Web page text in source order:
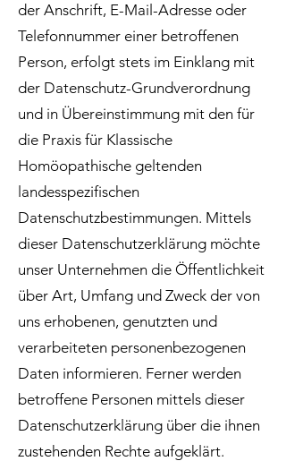
der Anschrift, E-Mail-Adresse oder
Telefonnummer einer betroffenen
Person, erfolgt stets im Einklang mit
der Datenschutz-Grundverordnung
und in Übereinstimmung mit den für
die Praxis für Klassische
Homöopathische geltenden
landesspezifischen
Datenschutzbestimmungen. Mittels
dieser Datenschutzerklärung möchte
unser Unternehmen die Öffentlichkeit
über Art, Umfang und Zweck der von
uns erhobenen, genutzten und
verarbeiteten personenbezogenen
Daten informieren. Ferner werden
betroffene Personen mittels dieser
Datenschutzerklärung über die ihnen
zustehenden Rechte aufgeklärt.